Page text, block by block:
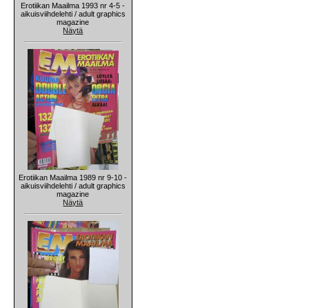
Erotiikan Maailma 1993 nr 4-5 -
aikuisviihdelehti / adult graphics
magazine
Näytä
Erotiikan Maailma 1989 nr 9-10 -
aikuisviihdelehti / adult graphics
magazine
Näytä